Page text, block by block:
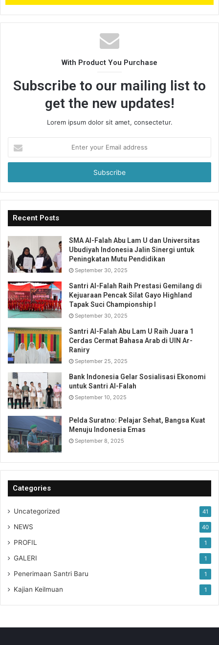
With Product You Purchase
Subscribe to our mailing list to
get the new updates!
Lorem ipsum dolor sit amet, consectetur.
your
Email
Recent Posts
SMA Al-Falah Abu Lam U dan Universitas
Ubudiyah Indonesia Jalin Sinergi untuk
Peningkatan Mutu Pendidikan
September 30, 2025
Santri Al-Falah Raih Prestasi Gemilang di
Kejuaraan Pencak Silat Gayo Highland
Tapak Suci Championship I
September 30, 2025
Santri Al-Falah Abu Lam U Raih Juara 1
Cerdas Cermat Bahasa Arab di UIN Ar-
Raniry
September 25, 2025
Bank Indonesia Gelar Sosialisasi Ekonomi
untuk Santri Al-Falah
September 10, 2025
Pelda Suratno: Pelajar Sehat, Bangsa Kuat
Menuju Indonesia Emas
September 8, 2025
Categories
Uncategorized 41
NEWS 40
PROFIL 1
GALERI 1
Penerimaan Santri Baru 1
Kajian Keilmuan 1